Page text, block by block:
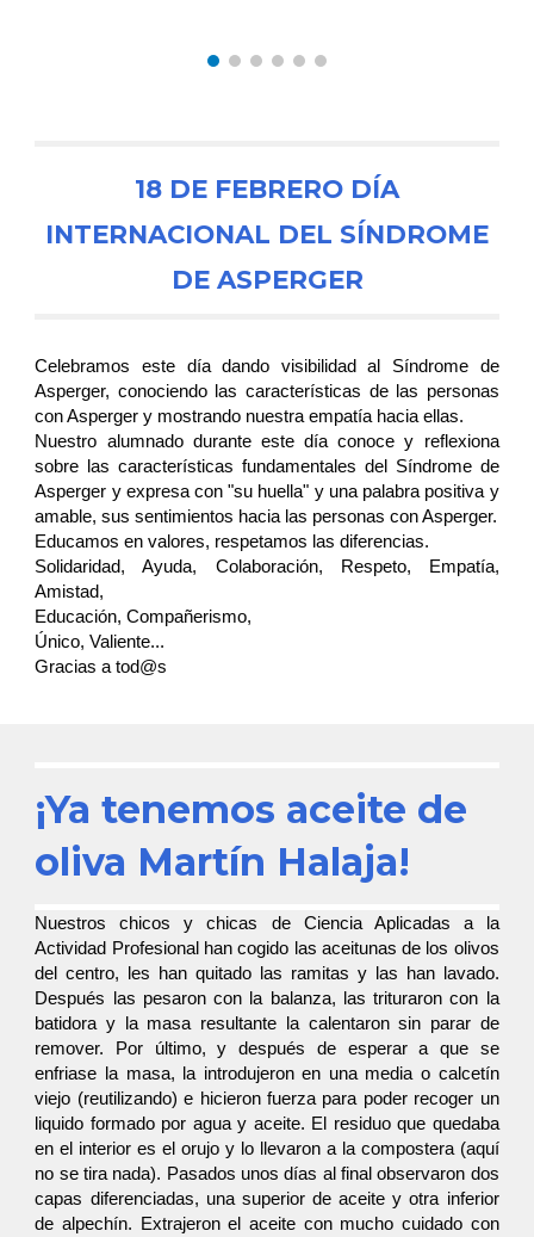
18 DE FEBRERO DÍA
INTERNACIONAL DEL SÍNDROME
DE ASPERGER
Celebramos este día dando visibilidad al Síndrome de
Asperger, conociendo las características de las personas
con Asperger y mostrando nuestra empatía hacia ellas.
Nuestro alumnado durante este día conoce y reflexiona
sobre las características fundamentales del Síndrome de
Asperger y expresa con "su huella" y una palabra positiva y
amable, sus sentimientos hacia las personas con Asperger.
Educamos en valores, respetamos las diferencias.
Solidaridad, Ayuda, Colaboración, Respeto, Empatía,
Amistad,
Educación, Compañerismo,
Único, Valiente...
Gracias a tod@s
¡Ya tenemos aceite de
oliva Martín Halaja!
Nuestros chicos y chicas de Ciencia Aplicadas a la
Actividad Profesional han cogido las aceitunas de los olivos
del centro, les han quitado las ramitas y las han lavado.
Después las pesaron con la balanza, las trituraron con la
batidora y la masa resultante la calentaron sin parar de
remover. Por último, y después de esperar a que se
enfriase la masa, la introdujeron en una media o calcetín
viejo (reutilizando) e hicieron fuerza para poder recoger un
liquido formado por agua y aceite. El residuo que quedaba
en el interior es el orujo y lo llevaron a la compostera (aquí
no se tira nada). Pasados unos días al final observaron dos
capas diferenciadas, una superior de aceite y otra inferior
de alpechín. Extrajeron el aceite con mucho cuidado con